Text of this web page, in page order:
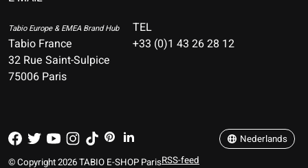
Tabio Europe & EMEA Brand Hub
Tabio France
32 Rue Saint-Sulpice
75006 Paris
TEL
+33 (0)1 43 26 28 12
© Copyright 2026 TABIO E-SHOP ParisRSS-feed
Nederlands